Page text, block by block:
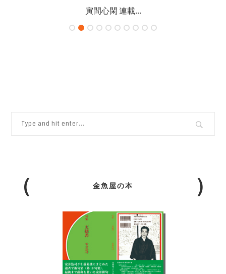
寅間心閑 連載...
金魚屋の本